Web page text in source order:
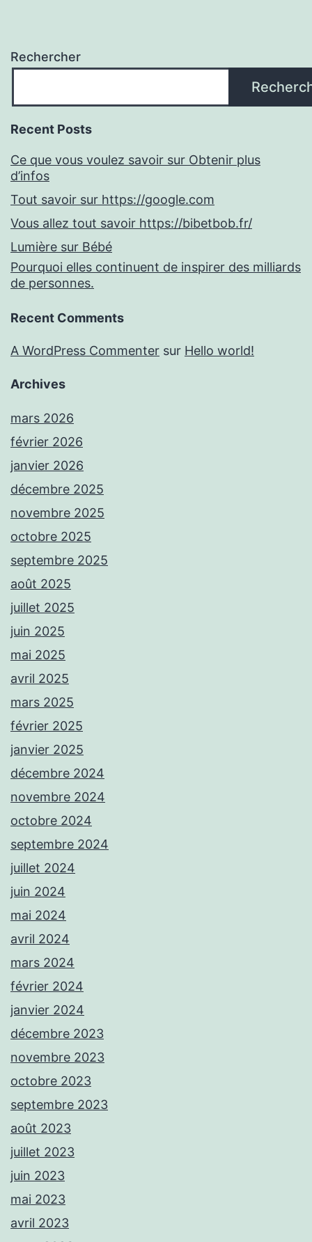
Rechercher
Recent Posts
Ce que vous voulez savoir sur Obtenir plus
d’infos
Tout savoir sur https://google.com
Vous allez tout savoir https://bibetbob.fr/
Lumière sur Bébé
Pourquoi elles continuent de inspirer des milliards
de personnes.
Recent Comments
A WordPress Commenter sur Hello world!
Archives
mars 2026
février 2026
janvier 2026
décembre 2025
novembre 2025
octobre 2025
septembre 2025
août 2025
juillet 2025
juin 2025
mai 2025
avril 2025
mars 2025
février 2025
janvier 2025
décembre 2024
novembre 2024
octobre 2024
septembre 2024
juillet 2024
juin 2024
mai 2024
avril 2024
mars 2024
février 2024
janvier 2024
décembre 2023
novembre 2023
octobre 2023
septembre 2023
août 2023
juillet 2023
juin 2023
mai 2023
avril 2023